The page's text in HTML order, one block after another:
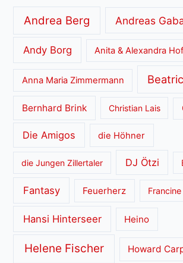
Andrea Berg Andreas
Andy Borg Anita & Alexandra
Anna Maria Zimmermann
Bernhard Brink Christian Lais
Die Amigos die Höhner
die Jungen Zillertaler DJ Ötzi
Fantasy Feuerherz
Hansi Hinterseer Heino
Helene Fischer Howard